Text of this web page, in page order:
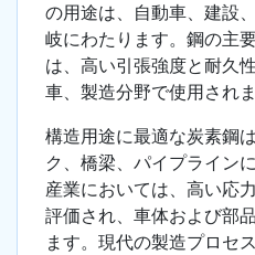
の用途は、自動車、建設
岐にわたります。鋼の主
は、高い引張強度と耐久
車、製造分野で使用されま
構造用途に最適な炭素鋼
ク、橋梁、パイプライン
産業においては、高い応
評価され、車体および部
ます。現代の製造プロセ